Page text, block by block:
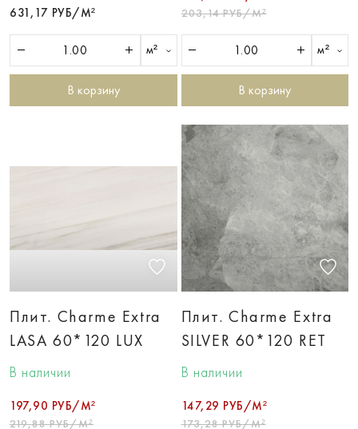
631,17 РУБ/М²
м²
В корзину
203,14 РУБ/М²
м²
В корзину
Плит. Charme Extra
LASA 60*120 LUX
В наличии
197,90 РУБ/М²
219,88 РУБ/М²
Плит. Charme Extra
SILVER 60*120 RET
В наличии
147,29 РУБ/М²
173,28 РУБ/М²